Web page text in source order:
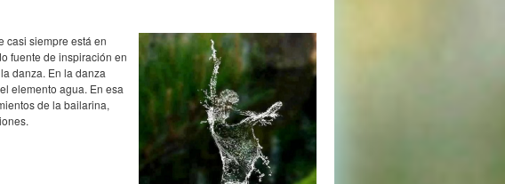
casi siempre está en
fuente de inspiración en
danza. En la danza
elemento agua. En esa
de la bailarina,